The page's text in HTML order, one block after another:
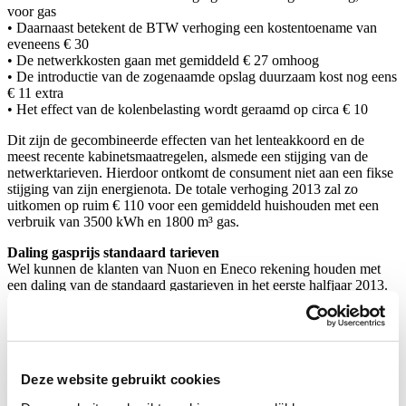
Deze website gebruikt cookies
voor gas
• Daarnaast betekent de BTW verhoging een kostentoename van
eveneens € 30
• De netwerkkosten gaan met gemiddeld € 27 omhoog
• De introductie van de zogenaamde opslag duurzaam kost nog eens
€ 11 extra
• Het effect van de kolenbelasting wordt geraamd op circa € 10
Dit zijn de gecombineerde effecten van het lenteakkoord en de
meest recente kabinetsmaatregelen, alsmede een stijging van de
netwerktarieven. Hierdoor ontkomt de consument niet aan een fikse
stijging van zijn energienota. De totale verhoging 2013 zal zo
uitkomen op ruim € 110 voor een gemiddeld huishouden met een
verbruik van 3500 kWh en 1800 m³ gas.
Daling gasprijs standaard tarieven
Wel kunnen de klanten van Nuon en Eneco rekening houden met
een daling van de standaard gastarieven in het eerste halfjaar 2013.
Deze leveranciers hebben namelijk aangekondigd dat de kosten van
het gas per 1 januari met ca. € 80 tot € 90 zullen dalen. Voor hun
bijstelling zal uitkomen. Delta daarentegen had al een gunstiger